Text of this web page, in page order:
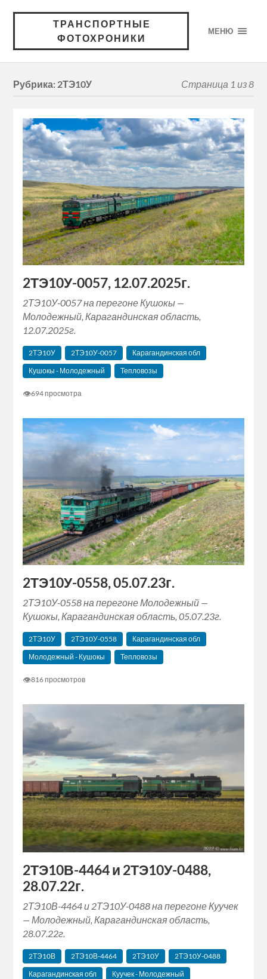
ТРАНСПОРТНЫЕ
ФОТОХРОНИКИ
МЕНЮ
Рубрика: 2ТЭ10У Страница 1 из 8
2ТЭ10У-0057, 12.07.2025г.
2ТЭ10У-0057 на перегоне Кушокы —
Молодежный, Карагандинская область,
12.07.2025г.
2ТЭ10У 2ТЭ10У-0057
Карагандинская обл
Кушокы - Молодежный
Тепловозы
👁694 просмотра
2ТЭ10У-0558, 05.07.23г.
2ТЭ10У-0558 на перегоне Молодежный —
Кушокы, Карагандинская область, 05.07.23г.
2ТЭ10У 2ТЭ10У-0558
Карагандинская обл
Молодежный - Кушокы
Тепловозы
👁816 просмотров
2ТЭ10В-4464 и 2ТЭ10У-0488,
28.07.22г.
2ТЭ10В-4464 и 2ТЭ10У-0488 на перегоне Куучек
— Молодежный, Карагандинская область,
28.07.22г.
2ТЭ10В 2ТЭ10В-4464 2ТЭ10У
2ТЭ10У-0488
Карагандинская обл
Куучек - Молодежный